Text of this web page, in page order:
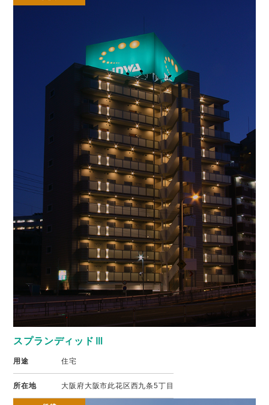
スプランディッドⅢ
用途 住宅
所在地 大阪府大阪市此花区西九条5丁目